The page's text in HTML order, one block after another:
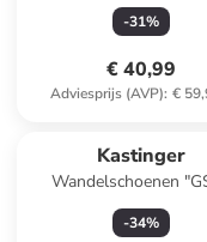
-31%
€ 40,99
Adviesprijs (AVP): €
Kastinger
Wandelschoenen
Norderner Low XT
grijs/turquoise
-34%